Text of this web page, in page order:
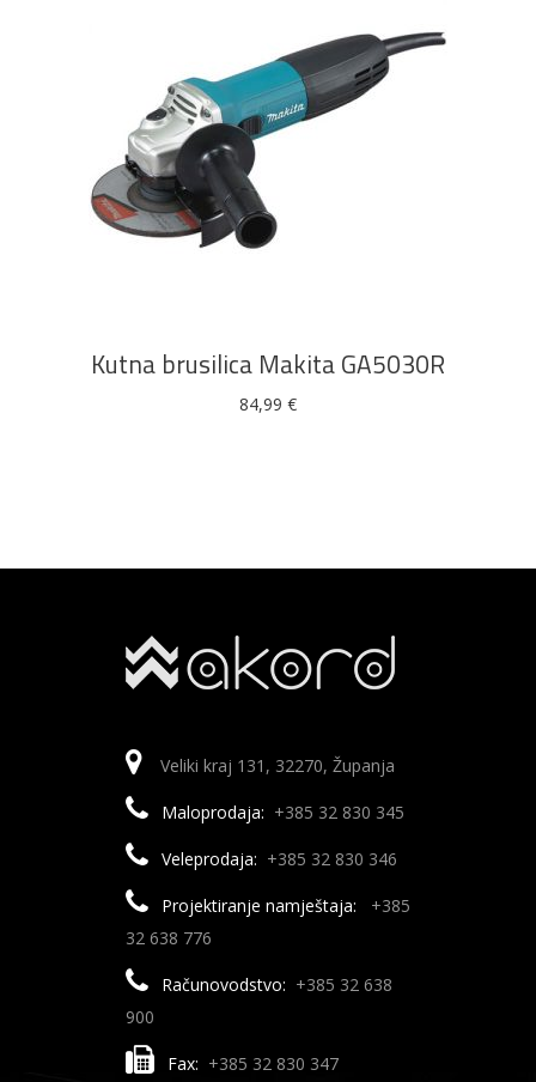
DODAJ U KOŠARICU
Kutna brusilica Makita GA5030R
84,99 €
Veliki kraj 131, 32270, Županja
Maloprodaja: +385 32 830 345
Veleprodaja: +385 32 830 346
Projektiranje namještaja:
+385
32 638 776
Računovodstvo: +385 32 638
900
Fax: +385 32 830 347